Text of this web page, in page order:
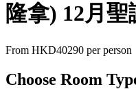
隆拿) 12月
From HKD40290 per person
Choose Room